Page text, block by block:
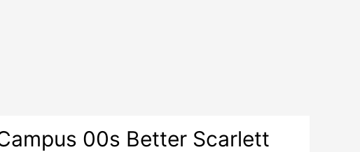
00s Better Scarlett